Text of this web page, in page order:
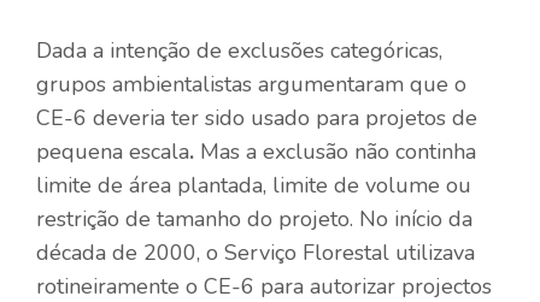
Dada a intenção de exclusões categóricas,
grupos ambientalistas argumentaram que o
CE-6 deveria ter sido usado para projetos de
pequena escala. Mas a exclusão não continha
limite de área plantada, limite de volume ou
restrição de tamanho do projeto. No início da
década de 2000, o Serviço Florestal utilizava
rotineiramente o CE-6 para autorizar projectos